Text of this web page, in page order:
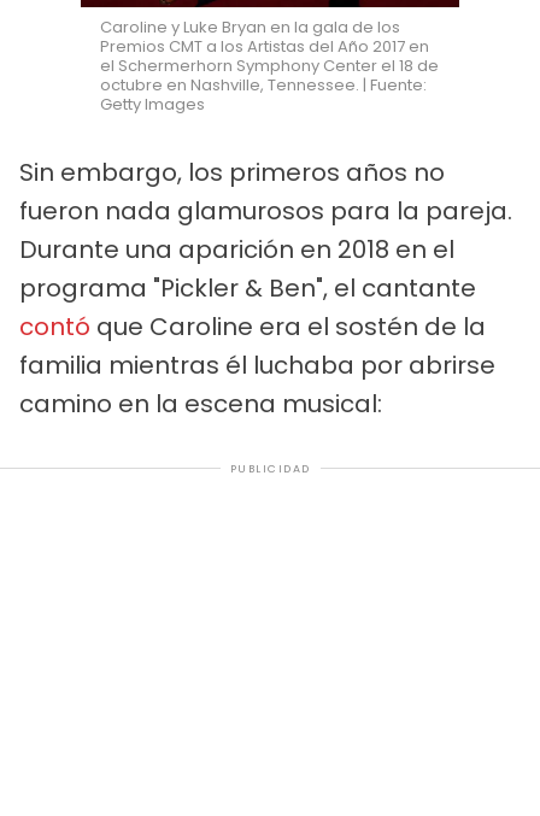
Caroline y Luke Bryan en la gala de los
Premios CMT a los Artistas del Año 2017 en
el Schermerhorn Symphony Center el 18 de
octubre en Nashville, Tennessee. | Fuente:
Getty Images
Sin embargo, los primeros años no
fueron nada glamurosos para la pareja.
Durante una aparición en 2018 en el
programa "Pickler & Ben", el cantante
contó que Caroline era el sostén de la
familia mientras él luchaba por abrirse
camino en la escena musical:
PUBLICIDAD